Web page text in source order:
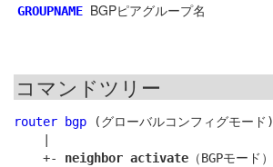
GROUPNAME BGPピアグループ名
コマンドツリー
router bgp (グローバルコンフィグモード)
    +-
neighbor activate